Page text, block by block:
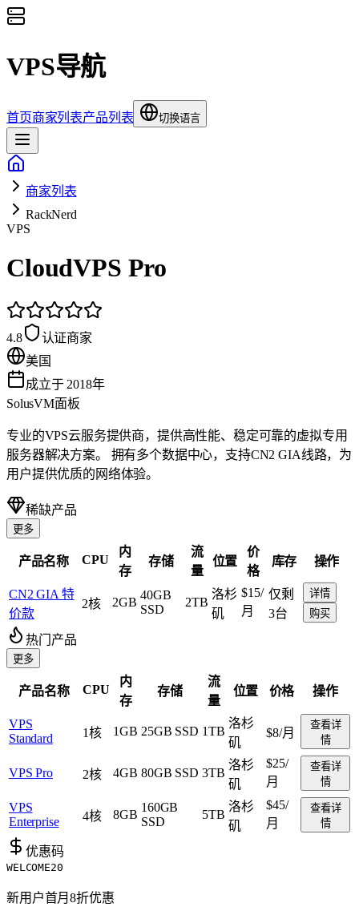
VPS导航
首页商家列表产品列表 切换语言
商家列表
RackNerd
VPS
CloudVPS Pro
4.8
认证商家
美国
成立于 2018年
SolusVM面板
专业的VPS云服务提供商，提供高性能、稳定可靠的虚拟专用
服务器解决方案。 拥有多个数据中心，支持CN2 GIA线路，为
用户提供优质的网络体验。
稀缺产品
更多
产品名称 CPU
内
存
存储
流
量
位置
价
格
库存 操作
CN2 GIA 特
价款
2核 2GB
40GB
SSD
2TB
洛杉
矶
$15/
月
仅剩
3台
详情
购买
热门产品
更多
产品名称 CPU
内
存
存储
流
量
位置 价格 操作
VPS
Standard
1核 1GB 25GB SSD 1TB
洛杉
矶
$8/月
查看详
情
VPS Pro 2核 4GB 80GB SSD 3TB
洛杉
矶
$25/
月
查看详
情
VPS
Enterprise
4核 8GB
160GB
SSD
5TB
洛杉
矶
$45/
月
查看详
情
优惠码
WELCOME20
新用户首月8折优惠